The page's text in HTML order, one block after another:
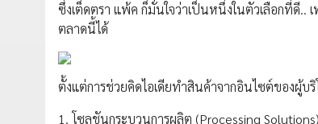
ซึ่งเต็ดตรา แพ้ค ก็มั่นใจว่าเป็นหนึ่งในตัวเลือกที่ดี
ตลาดนี้ได้
ตั้งแต่การช่วยคิดไอเดียทำสินค้าจากอินไซต์ของผู้
1. โซลูชันกระบวนการผลิต (Processing Solutions)